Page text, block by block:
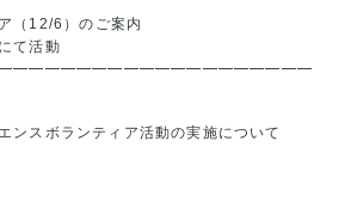
（12/6）のご案内
て活動
ンスボランティア活動の実施について